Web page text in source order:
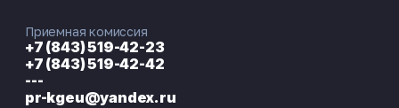
Приемная комиссия
+7 (843) 519-42-23
+7 (843) 519-42-42
---
pr-kgeu@yandex.ru